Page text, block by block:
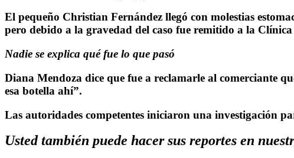
El pequeño Christian Fernández llegó con molestias
pero debido a la gravedad del caso fue remitido a la
Nadie se explica qué fue lo que pasó
Diana Mendoza dice que fue a reclamarle al comerciante
esa botella ahí”.
Las autoridades competentes iniciaron una investigación
Usted también puede hacer sus reportes en